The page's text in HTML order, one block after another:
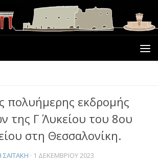
πολυήμερης εκδρομής
της Γ΄ Λυκείου του 8ου
στη Θεσσαλονίκη.
ΣΑΪΤΆΚΗ · 1 ΔΕΚΕΜΒΡΊΟΥ 2023